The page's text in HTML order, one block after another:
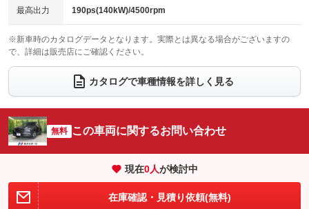
チップアップシート
：装備なし
：装備なし ：装備あり
ウォークスルー
：装備なし
電動リアゲート フロントカメラ
：装備あり
：装備あり ：装備あり
サイドカメラ
：装備あり ルーフレール
：装備なし
：装備なし
：装備なし
最高出力 190ps(140kW)/4500rpm
※新車時のカタログデータとなります。実際とは異なる場合がございますの
で、詳細は販売店にご確認ください。
カタログで車種情報を詳しく見る
無料 この車両に関するお問い合わせ
現在0人が検討中
在庫確認・見積り依頼(無料)